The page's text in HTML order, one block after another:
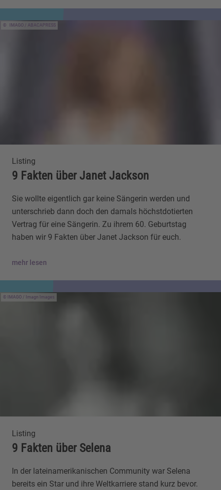
IMAGO / ABACAPRESS
Listing
9 Fakten über Janet Jackson
Sie wollte eigentlich gar keine Sängerin werden und
unterschrieb dann doch den damals höchstdotierten
Vertrag für eine Sängerin. Zu ihrem 60. Geburtstag
haben wir 9 Fakten über Janet Jackson für euch.
mehr lesen
IMAGO / Imagn Images
Listing
9 Fakten über Selena
In der lateinamerikanischen Community war Selena
bereits ein Star und ihre Weltkarriere stand kurz bevor.